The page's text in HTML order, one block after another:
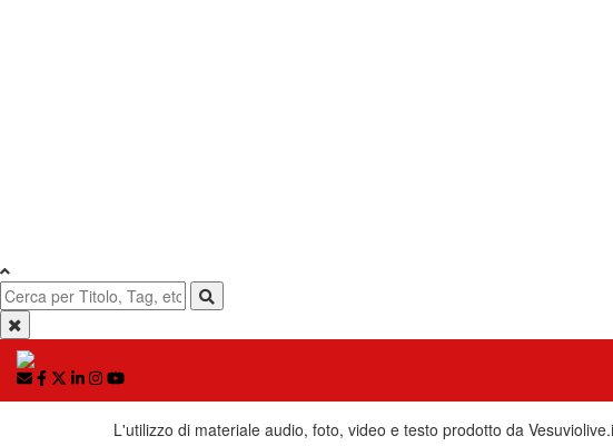
L'utilizzo di materiale audio, foto, video e testo prodotto da